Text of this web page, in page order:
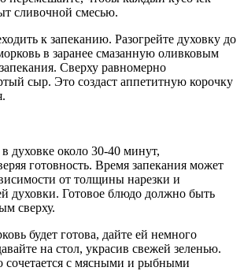
сливочной смесью.
к запеканию. Разогрейте духовку до
в заранее смазанную оливковым
Сверху равномерно
сыр. Это создаст аппетитную корочку
духовке около 30-40 минут,
готовность. Время запекания может
от толщины нарезки и
духовки. Готовое блюдо должно быть
сверху.
будет готова, дайте ей немного
на стол, украсив свежей зеленью.
сочетается с мясными и рыбными